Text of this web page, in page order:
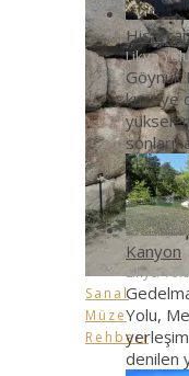
Sanal
Müze
Rehberi
Likya Yolu
Göynük
kuzeye
Kanyon
Likya
Yolu,
denilen